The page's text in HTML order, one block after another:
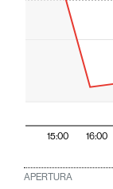
15:00 16:00
APERTURA